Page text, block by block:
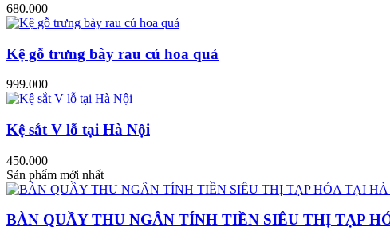
680.000
Kệ gỗ trưng bày rau củ hoa quả
999.000
Kệ sắt V lỗ tại Hà Nội
450.000
Sản phẩm mới nhất
BÀN QUẦY THU NGÂN TÍNH TIỀN SIÊU THỊ TẠP